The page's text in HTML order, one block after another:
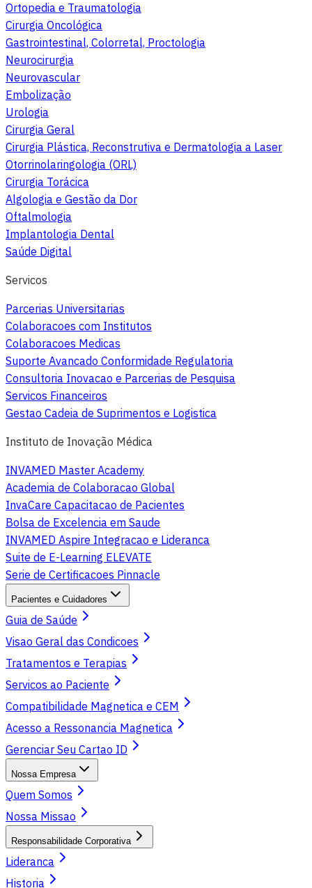
Ortopedia e Traumatologia
Cirurgia Oncológica
Gastrointestinal, Colorretal, Proctologia
Neurocirurgia
Neurovascular
Embolização
Urologia
Cirurgia Geral
Cirurgia Plástica, Reconstrutiva e Dermatologia a Laser
Otorrinolaringologia (ORL)
Cirurgia Torácica
Algologia e Gestão da Dor
Oftalmologia
Implantologia Dental
Saúde Digital
Servicos
Parcerias Universitarias
Colaboracoes com Institutos
Colaboracoes Medicas
Suporte Avancado Conformidade Regulatoria
Consultoria Inovacao e Parcerias de Pesquisa
Servicos Financeiros
Gestao Cadeia de Suprimentos e Logistica
Instituto de Inovação Médica
INVAMED Master Academy
Academia de Colaboracao Global
InvaCare Capacitacao de Pacientes
Bolsa de Excelencia em Saude
INVAMED Aspire Integracao e Lideranca
Suite de E-Learning ELEVATE
Serie de Certificacoes Pinnacle
Pacientes e Cuidadores
Guia de Saúde
Visao Geral das Condicoes
Tratamentos e Terapias
Servicos ao Paciente
Compatibilidade Magnetica e CEM
Acesso a Ressonancia Magnetica
Gerenciar Seu Cartao ID
Nossa Empresa
Quem Somos
Nossa Missao
Responsabilidade Corporativa
Lideranca
Historia